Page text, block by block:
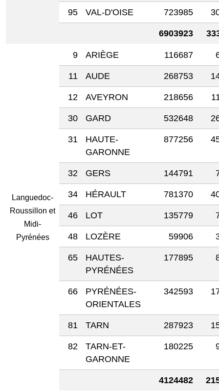
95 VAL-D'OISE 723985
6903923
Languedoc-
Roussillon et
Midi-
Pyrénées
9 ARIÈGE 116687
11 AUDE 268753
12 AVEYRON 218656
30 GARD 532648
31
HAUTE-
GARONNE
877256
32 GERS 144791
34 HÉRAULT 781370
46 LOT 135779
48 LOZÈRE 59906
65
HAUTES-
PYRÉNÉES
177895
66
PYRÉNÉES-
ORIENTALES
342593
81 TARN 287923
82
TARN-ET-
GARONNE
180225
4124482